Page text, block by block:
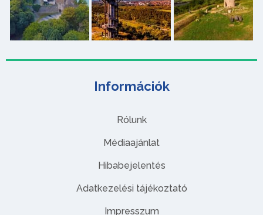
Információk
Rólunk
Médiaajánlat
Hibabejelentés
Adatkezelési tájékoztató
Impresszum